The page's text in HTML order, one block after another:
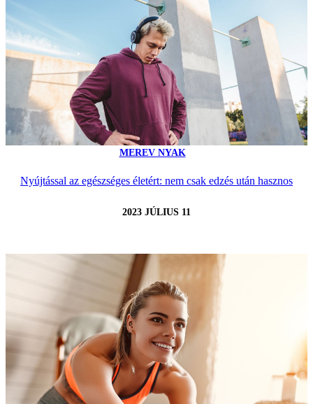
MEREV NYAK
Nyújtással az egészséges életért: nem csak edzés után hasznos
2023 JÚLIUS 11